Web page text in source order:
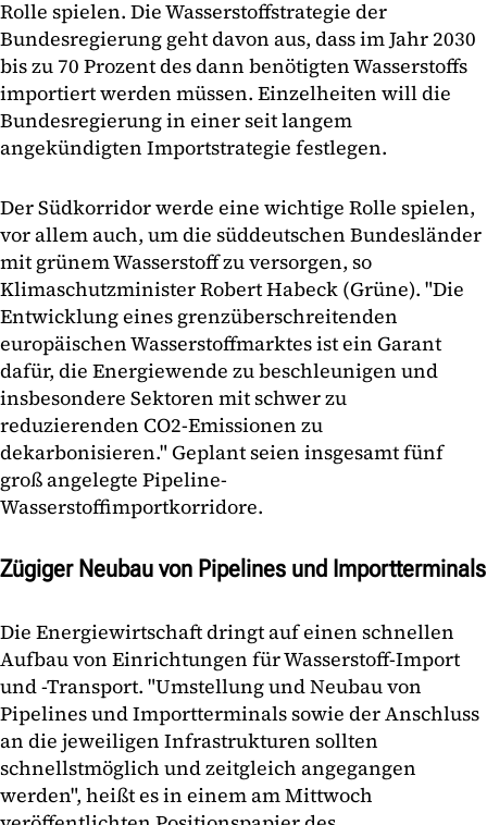
Rolle spielen. Die Wasserstoffstrategie der
Bundesregierung geht davon aus, dass im Jahr 2030
bis zu 70 Prozent des dann benötigten Wasserstoffs
importiert werden müssen. Einzelheiten will die
Bundesregierung in einer seit langem
angekündigten Importstrategie festlegen.
Der Südkorridor werde eine wichtige Rolle spielen,
vor allem auch, um die süddeutschen Bundesländer
mit grünem Wasserstoff zu versorgen, so
Klimaschutzminister Robert Habeck (Grüne). "Die
Entwicklung eines grenzüberschreitenden
europäischen Wasserstoffmarktes ist ein Garant
dafür, die Energiewende zu beschleunigen und
insbesondere Sektoren mit schwer zu
reduzierenden CO2-Emissionen zu
dekarbonisieren." Geplant seien insgesamt fünf
groß angelegte Pipeline-
Wasserstoffimportkorridore.
Zügiger Neubau von Pipelines und Importterminals
Die Energiewirtschaft dringt auf einen schnellen
Aufbau von Einrichtungen für Wasserstoff-Import
und -Transport. "Umstellung und Neubau von
Pipelines und Importterminals sowie der Anschluss
an die jeweiligen Infrastrukturen sollten
schnellstmöglich und zeitgleich angegangen
werden", heißt es in einem am Mittwoch